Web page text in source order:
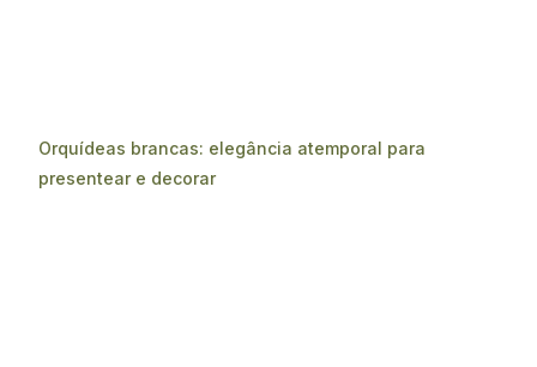
Orquídeas brancas: elegância atemporal para
presentear e decorar